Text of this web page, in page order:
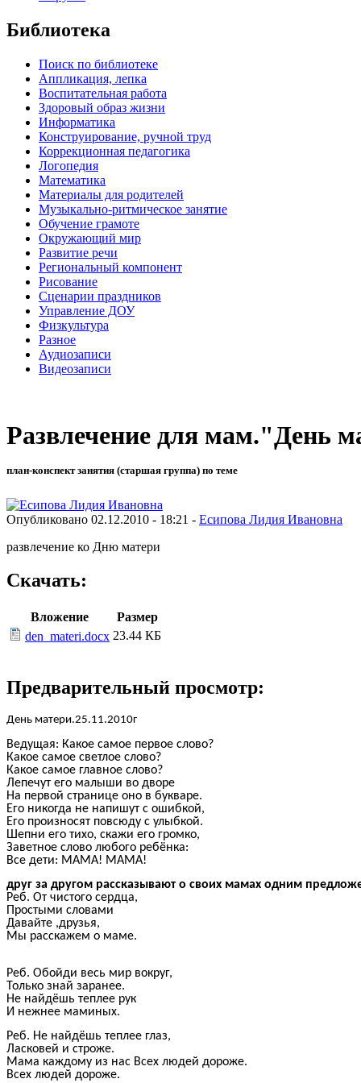
Библиотека
Поиск по библиотеке
Аппликация, лепка
Воспитательная работа
Здоровый образ жизни
Информатика
Конструирование, ручной труд
Коррекционная педагогика
Логопедия
Математика
Материалы для родителей
Музыкально-ритмическое занятие
Обучение грамоте
Окружающий мир
Развитие речи
Региональный компонент
Рисование
Сценарии праздников
Управление ДОУ
Физкультура
Разное
Аудиозаписи
Видеозаписи
Развлечение для мам."День
план-конспект занятия (старшая группа) по теме
Опубликовано 02.12.2010 - 18:21 - Есипова Лидия Ивановна
развлечение ко Дню матери
Скачать:
Вложение
Размер
den_materi.docx 23.44 КБ
Предварительный просмотр:
День матери.25.11.2010г
Ведущая: Какое самое первое слово?
Какое самое светлое слово?
Какое самое главное слово?
Лепечут его малыши во дворе
На первой странице оно в букваре.
Его никогда не напишут с ошибкой,
Его произносят повсюду с улыбкой.
Шепни его тихо, скажи его громко,
Заветное слово любого ребёнка:
Все дети: МАМА! МАМА!
друг за другом рассказывают о своих мамах одним
Реб. От чистого сердца,
Простыми словами
Давайте ,друзья,
Мы расскажем о маме.
Реб. Обойди весь мир вокруг,
Только знай заранее.
Не найдёшь теплее рук
И нежнее маминых.
Реб. Не найдёшь теплее глаз,
Ласковей и строже.
Мама каждому из нас Всех людей дороже.
Всех людей дороже.